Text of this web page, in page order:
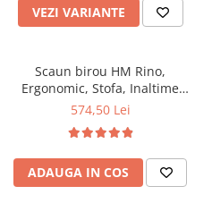
Suporturi si rafturi pantofi
Pantofare
Seturi mobilier hol
Stender haine
Suport pentru umerase
Etajere
Cuiere
VEZI VARIANTE
Scaun birou HM Rino,
Ergonomic, Stofa, Inaltime
reglabila, Mecanism
cm, Gri
574,50 Lei
ADAUGA IN COS